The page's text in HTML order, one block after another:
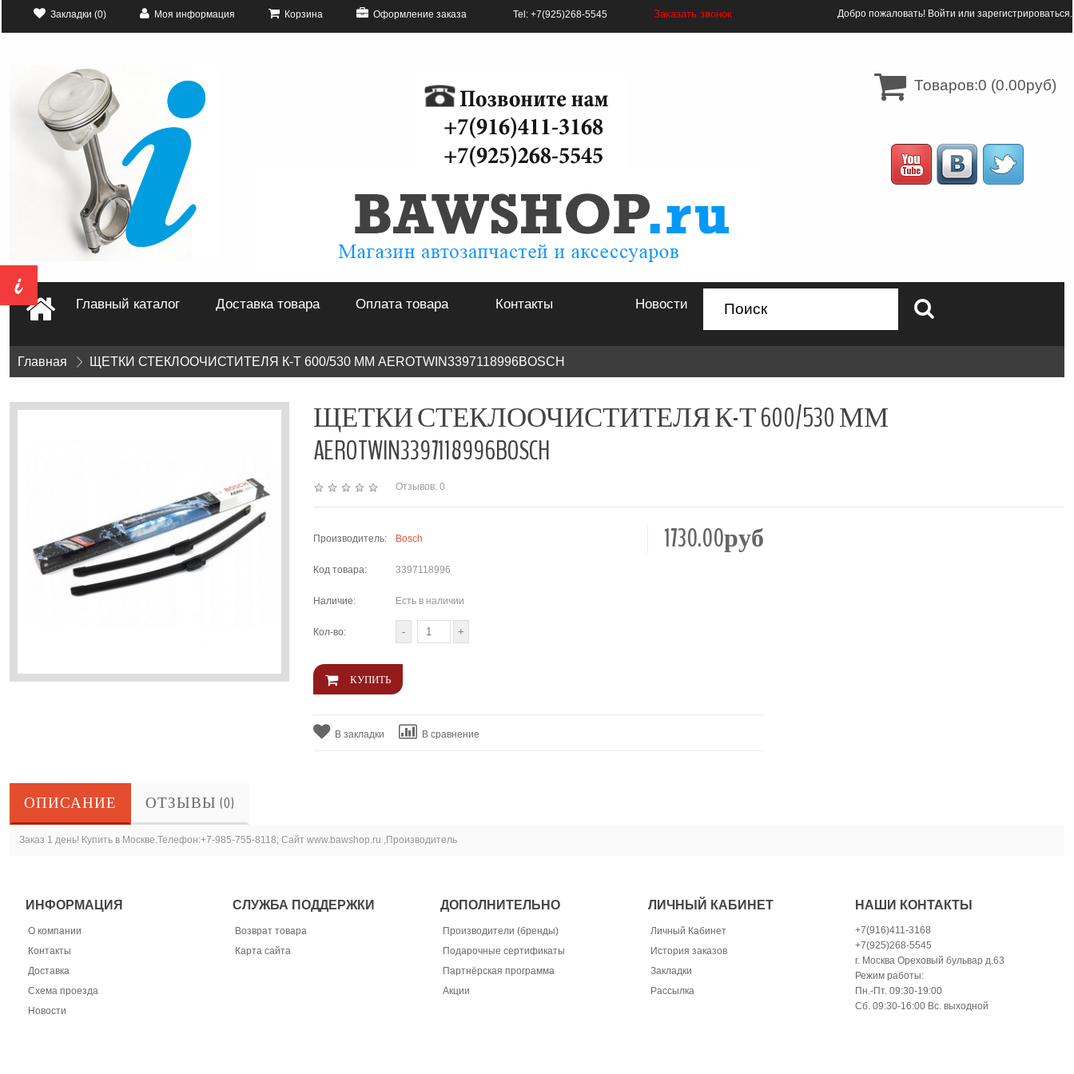
Закладки (0) Моя информация Корзина Оформление заказа Tel: +7(925)268-5545 Заказать звонок Добро пожаловать! Войти или зарегистрироваться.
Товаров:0 (0.00руб)
Главный каталог Доставка товара Оплата товара Контакты Новости
Главная » ЩЕТКИ СТЕКЛООЧИСТИТЕЛЯ К-Т 600/530 ММ AEROTWIN3397118996BOSCH
ЩЕТКИ СТЕКЛООЧИСТИТЕЛЯ К-Т 600/530 ММ
AEROTWIN3397118996BOSCH
Отзывов: 0
1730.00руб
Производитель: Bosch
Код товара: 3397118996
Наличие: Есть в наличии
Кол-во:
В закладки В сравнение
ОПИСАНИЕ ОТЗЫВЫ (0)
Заказ 1 день! Купить в Москве.Телефон:+7-985-755-8118; Сайт www.bawshop.ru ,Производитель
ИНФОРМАЦИЯ
О компании
Контакты
Доставка
Схема проезда
Новости
СЛУЖБА ПОДДЕРЖКИ
Возврат товара
Карта сайта
ДОПОЛНИТЕЛЬНО
Производители (бренды)
Подарочные сертификаты
Партнёрская программа
Акции
ЛИЧНЫЙ КАБИНЕТ
Личный Кабинет
История заказов
Закладки
Рассылка
НАШИ КОНТАКТЫ
+7(916)411-3168
+7(925)268-5545
г. Москва Ореховый бульвар д.63
Режим работы:
Пн.-Пт. 09:30-19:00
Сб. 09:30-16:00 Вс. выходной